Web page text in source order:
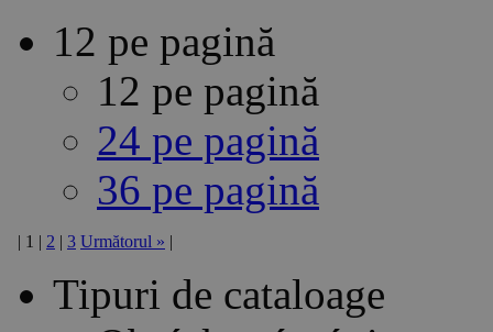
12 pe pagină
12 pe pagină
24 pe pagină
36 pe pagină
1 2 3 Următorul »
Tipuri de cataloage